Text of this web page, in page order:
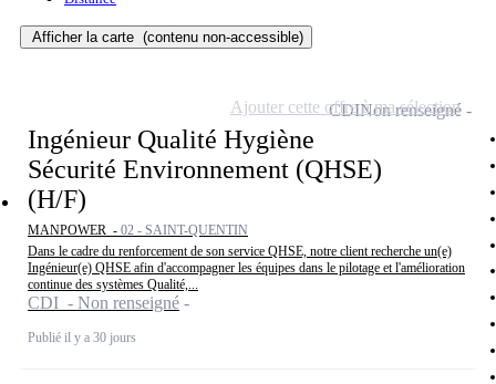
Afficher la carte (contenu non-accessible)
Ingénieur Qualité Hygiène
Sécurité Environnement (QHSE)
(H/F)
MANPOWER - 02 - SAINT-QUENTIN
Dans le cadre du renforcement de son service QHSE, notre client recherche un(e)
Ingénieur(e) QHSE afin d'accompagner les équipes dans le pilotage et l'amélioration
continue des systèmes Qualité,...
CDI - Non renseigné
Publié il y a 30 jours
CDINon renseigné
Ajouter cette offre à ma sélection